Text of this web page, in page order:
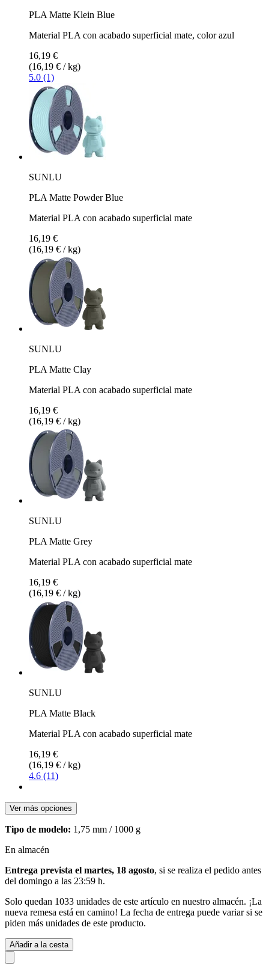
PLA Matte Klein Blue
Material PLA con acabado superficial mate, color azul
16,19 €
(16,19 € / kg)
5.0 (1)
SUNLU
PLA Matte Powder Blue
Material PLA con acabado superficial mate
16,19 €
(16,19 € / kg)
SUNLU
PLA Matte Clay
Material PLA con acabado superficial mate
16,19 €
(16,19 € / kg)
SUNLU
PLA Matte Grey
Material PLA con acabado superficial mate
16,19 €
(16,19 € / kg)
SUNLU
PLA Matte Black
Material PLA con acabado superficial mate
16,19 €
(16,19 € / kg)
4.6 (11)
Ver más opciones
Tipo de modelo: 1,75 mm / 1000 g
En almacén
Entrega prevista el martes, 18 agosto, si se realiza el pedido antes
del domingo a las 23:59 h.
Solo quedan 1033 unidades de este artículo en nuestro almacén. ¡La
nueva remesa está en camino! La fecha de entrega puede variar si se
piden más unidades de este producto.
Añadir a la cesta